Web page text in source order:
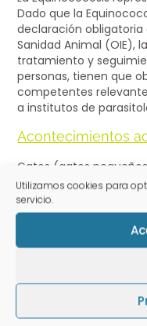
Utilizamos cookies para
servicio.
Dado que la
declaración obligatoria
Sanidad Animal (OIE),
tratamiento y
personas, tienen que
competentes
a institutos de
Acontecimientos
Gatos (gatos
Muy raros (<1 animal
incluidos informes
Signos sistémicos
Signos neurológicos
Trastornos
Reacción de